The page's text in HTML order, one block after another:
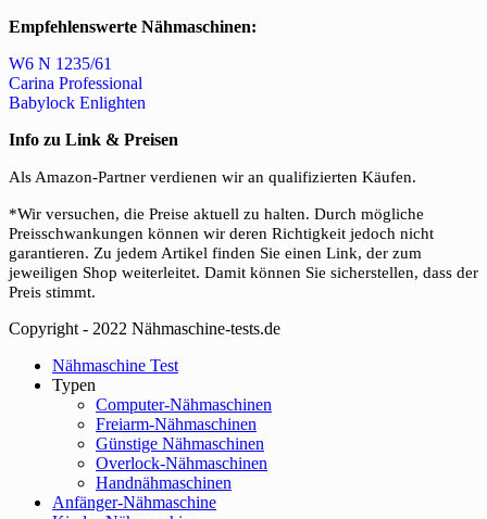
Empfehlenswerte Nähmaschinen:
W6 N 1235/61
Carina Professional
Babylock Enlighten
Info zu Link & Preisen
Als Amazon-Partner verdienen wir an qualifizierten Käufen.
*Wir versuchen, die Preise aktuell zu halten. Durch mögliche
Preisschwankungen können wir deren Richtigkeit jedoch nicht
garantieren. Zu jedem Artikel finden Sie einen Link, der zum
jeweiligen Shop weiterleitet. Damit können Sie sicherstellen, dass der
Preis stimmt.
Copyright - 2022 Nähmaschine-tests.de
Close
Menu
Nähmaschine Test
Typen
Computer-Nähmaschinen
Freiarm-Nähmaschinen
Günstige Nähmaschinen
Overlock-Nähmaschinen
Handnähmaschinen
Anfänger-Nähmaschine